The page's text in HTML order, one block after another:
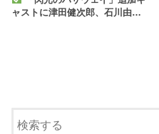
ャストに津田健次郎、石川由…